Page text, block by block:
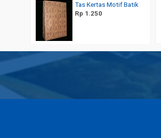
Tas Kertas Motif Batik
Rp 1.250